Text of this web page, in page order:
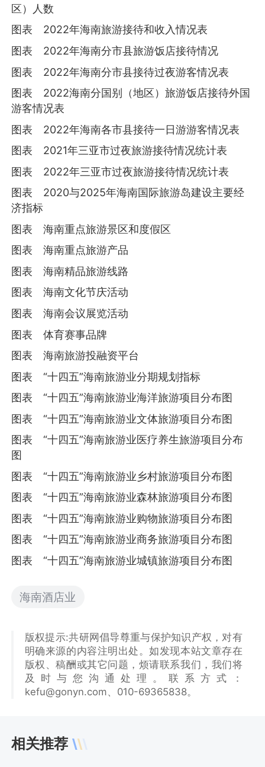
区）人数
图表 2022年海南旅游接待和收入情况表
图表 2022年海南分市县旅游饭店接待情况
图表 2022年海南分市县接待过夜游客情况表
图表 2022海南分国别（地区）旅游饭店接待外国
游客情况表
图表 2022年海南各市县接待一日游游客情况表
图表 2021年三亚市过夜旅游接待情况统计表
图表 2022年三亚市过夜旅游接待情况统计表
图表 2020与2025年海南国际旅游岛建设主要经
济指标
图表 海南重点旅游景区和度假区
图表 海南重点旅游产品
图表 海南精品旅游线路
图表 海南文化节庆活动
图表 海南会议展览活动
图表 体育赛事品牌
图表 海南旅游投融资平台
图表 “十四五”海南旅游业分期规划指标
图表 “十四五”海南旅游业海洋旅游项目分布图
图表 “十四五”海南旅游业文体旅游项目分布图
图表 “十四五”海南旅游业医疗养生旅游项目分布
图
图表 “十四五”海南旅游业乡村旅游项目分布图
图表 “十四五”海南旅游业森林旅游项目分布图
图表 “十四五”海南旅游业购物旅游项目分布图
图表 “十四五”海南旅游业商务旅游项目分布图
图表 “十四五”海南旅游业城镇旅游项目分布图
海南酒店业
版权提示:共研网倡导尊重与保护知识产权，对有
明确来源的内容注明出处。如发现本站文章存在
版权、稿酬或其它问题，烦请联系我们，我们将
及时与您沟通处理。联系方式：
kefu@gonyn.com、010-69365838。
相关推荐